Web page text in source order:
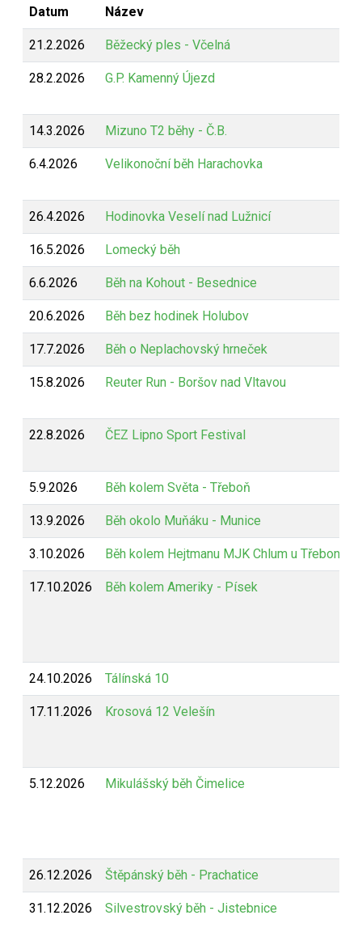
Datum Název
21.2.2026 Běžecký ples - Včelná
28.2.2026 G.P. Kamenný Újezd
14.3.2026 Mizuno T2 běhy - Č.B.
6.4.2026 Velikonoční běh Harachovka
26.4.2026 Hodinovka Veselí nad Lužnicí
16.5.2026 Lomecký běh
6.6.2026 Běh na Kohout - Besednice
20.6.2026 Běh bez hodinek Holubov
17.7.2026 Běh o Neplachovský hrneček
15.8.2026 Reuter Run - Boršov nad Vltavou
22.8.2026 ČEZ Lipno Sport Festival
5.9.2026 Běh kolem Světa - Třeboň
13.9.2026 Běh okolo Muňáku - Munice
3.10.2026 Běh kolem Hejtmanu MJK Chlum u Třeboně
17.10.2026 Běh kolem Ameriky - Písek
24.10.2026 Tálínská 10
17.11.2026 Krosová 12 Velešín
5.12.2026 Mikulášský běh Čimelice
26.12.2026 Štěpánský běh - Prachatice
31.12.2026 Silvestrovský běh - Jistebnice